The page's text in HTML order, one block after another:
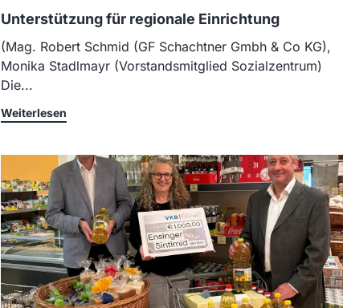
Unterstützung für regionale Einrichtung
(Mag. Robert Schmid (GF Schachtner Gmbh & Co KG),
Monika Stadlmayr (Vorstandsmitglied Sozialzentrum)
Die...
Weiterlesen